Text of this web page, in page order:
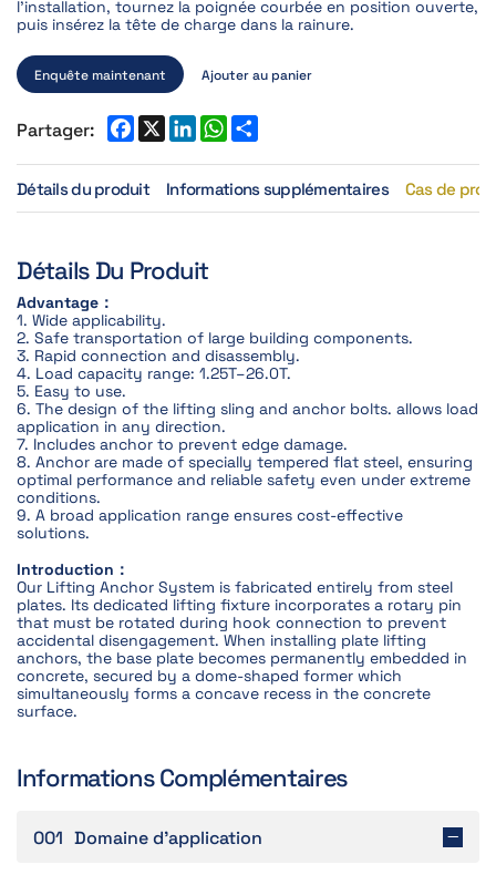
l'installation, tournez la poignée courbée en position ouverte,
puis insérez la tête de charge dans la rainure.
Enquête maintenant Ajouter au panier
Partager:
Détails du produit Informations supplémentaires Cas de
Détails Du Produit
Advantage：
1. Wide applicability.
2. Safe transportation of large building components.
3. Rapid connection and disassembly.
4. Load capacity range: 1.25T–26.0T.
5. Easy to use.
6. The design of the lifting sling and anchor bolts. allows load
application in any direction.
7. Includes anchor to prevent edge damage.
8. Anchor are made of specially tempered flat steel, ensuring
optimal performance and reliable safety even under extreme
conditions.
9. A broad application range ensures cost-effective
solutions.
Introduction：
Our Lifting Anchor System is fabricated entirely from steel
plates. Its dedicated lifting fixture incorporates a rotary pin
that must be rotated during hook connection to prevent
accidental disengagement. When installing plate lifting
anchors, the base plate becomes permanently embedded in
concrete, secured by a dome-shaped former which
simultaneously forms a concave recess in the concrete
surface.
Informations Complémentaires
001 Domaine d'application